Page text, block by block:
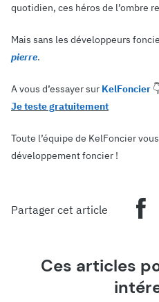
quotidien, ces héros de l’ombre
Mais sans les développeurs
pierre.
A vous d’essayer sur KelFoncier 👇
Je teste gratuitement
Toute l’équipe de KelFoncier
développement foncier !
Partager cet article
Ces articles